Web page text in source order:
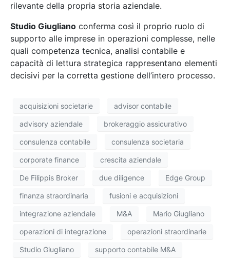
rilevante della propria storia aziendale.
Studio Giugliano conferma così il proprio ruolo di
supporto alle imprese in operazioni complesse, nelle
quali competenza tecnica, analisi contabile e
capacità di lettura strategica rappresentano elementi
decisivi per la corretta gestione dell’intero processo.
acquisizioni societarie advisor contabile
advisory aziendale brokeraggio assicurativo
consulenza contabile consulenza societaria
corporate finance crescita aziendale
De Filippis Broker due diligence Edge Group
finanza straordinaria fusioni e acquisizioni
integrazione aziendale M&A Mario Giugliano
operazioni di integrazione operazioni straordinarie
Studio Giugliano supporto contabile M&A